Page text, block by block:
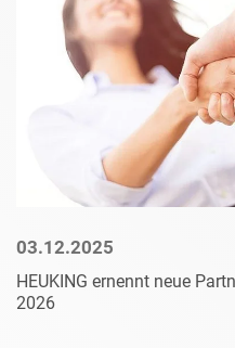
03.12.2025
HEUKING ernennt neue
2026